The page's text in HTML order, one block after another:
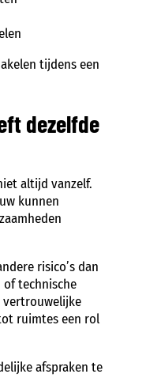
tijdens een
dezelfde
altijd vanzelf.
kunnen
risico’s dan
technische
vertrouwelijke
ruimtes een rol
afspraken te